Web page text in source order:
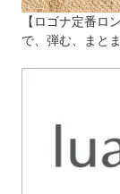
【ロゴナ定番ロ
で、弾む、まと